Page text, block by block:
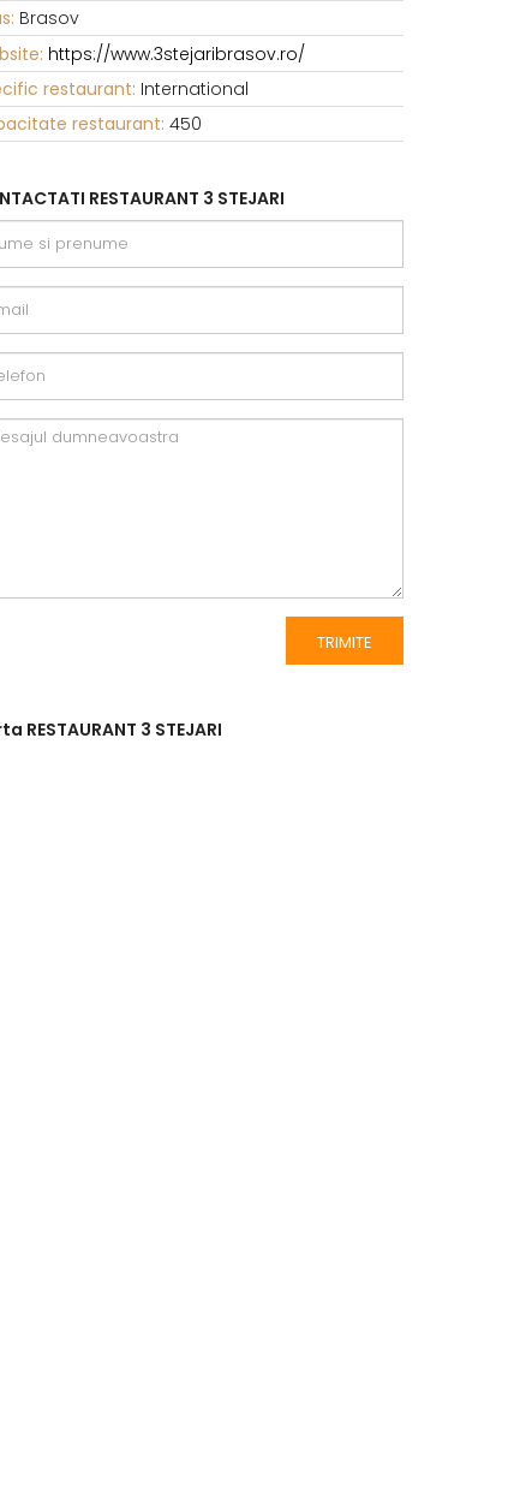
Brasov
https://www.3stejaribrasov.ro/
restaurant: International
restaurant: 450
RESTAURANT 3 STEJARI
RESTAURANT 3 STEJARI